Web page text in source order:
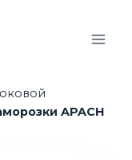
APACH